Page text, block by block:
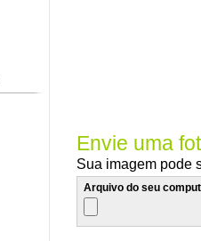
Envie uma
Sua imagem pode
Arquivo do seu